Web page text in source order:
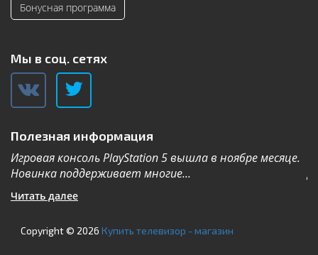
Бонусная программа
Мы в соц. сетях
Полезная информация
Игровая консоль PlayStation 5 вышла в ноябре месяце.
Новинка поддерживает многие...
Читать далее
Copyright © 2026 Купить телевизор - магазин